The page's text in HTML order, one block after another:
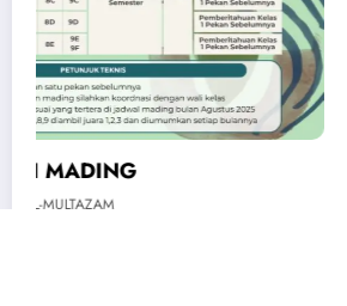
PELATIHAN GURU
July 28, 2026